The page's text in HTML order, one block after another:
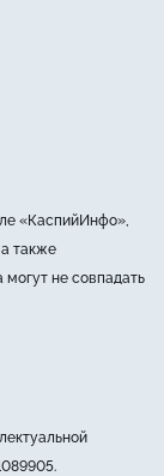
«КаспийИнфо»,
также
не совпадать